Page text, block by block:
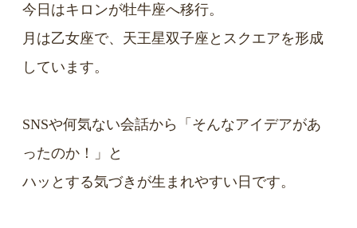
今日はキロンが牡牛座へ移行。
月は乙女座で、天王星双子座とスクエアを形成
しています。
SNSや何気ない会話から「そんなアイデアがあ
ったのか！」と
ハッとする気づきが生まれやすい日です。